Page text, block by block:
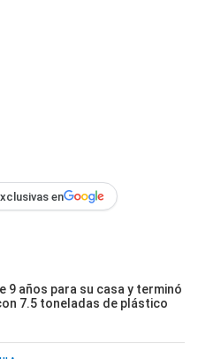
en
9 años para su casa y terminó
7.5 toneladas de plástico